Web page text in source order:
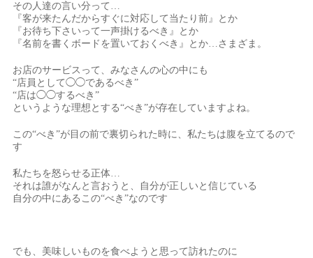
その人達の言い分って…
『客が来たんだからすぐに対応して当たり前』とか
『お待ち下さいって一声掛けるべき』とか
『名前を書くボードを置いておくべき』とか…さまざま。
お店のサービスって、みなさんの心の中にも
“店員として◯◯であるべき”
“店は◯◯するべき”
というような理想とする“べき”が存在していますよね。
この“べき”が目の前で裏切られた時に、私たちは腹を立てるので
す
私たちを怒らせる正体…
それは誰がなんと言おうと、自分が正しいと信じている
自分の中にあるこの“べき”なのです
でも、美味しいものを食べようと思って訪れたのに